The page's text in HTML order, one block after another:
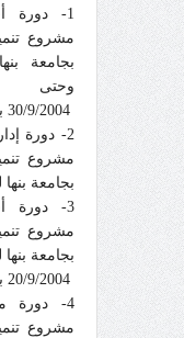
1- دورة
مشروع
وحتى
2- دورة
مشروع
بجامعة بنها لمدة 3 أيام
3- دورة
مشروع
بجامعة بنها لمدة 3 أيام من
4- دورة
مشروع